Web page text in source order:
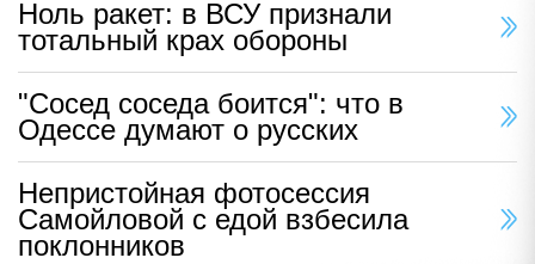
Ноль ракет: в ВСУ признали
тотальный крах обороны
"Сосед соседа боится": что в
Одессе думают о русских
Непристойная фотосессия
Самойловой с едой взбесила
поклонников